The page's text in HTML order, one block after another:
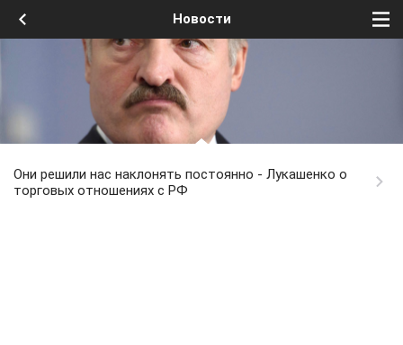
Новости
Они решили нас наклонять постоянно - Лукашенко о
торговых отношениях с РФ